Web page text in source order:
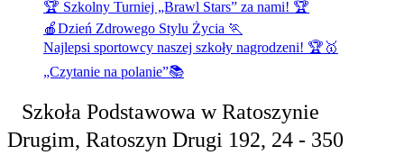
🏆 Szkolny Turniej „Brawl Stars” za nami! 🏆
🍎Dzień Zdrowego Stylu Życia 🏃
Najlepsi sportowcy naszej szkoły nagrodzeni! 🏆🥇
„Czytanie na polanie”📚
Szkoła Podstawowa w Ratoszynie
Drugim, Ratoszyn Drugi 192, 24 - 350